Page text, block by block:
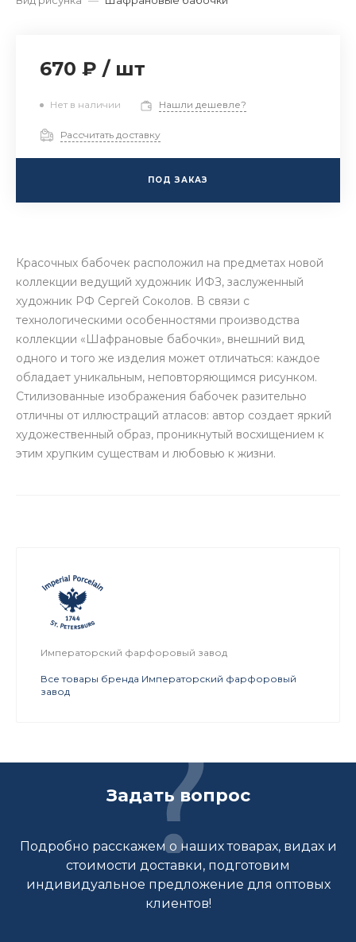
670 ₽ / шт
Нет в наличии Нашли дешевле?
Рассчитать доставку
ПОД ЗАКАЗ
Красочных бабочек расположил на предметах новой
коллекции ведущий художник ИФЗ, заслуженный
художник РФ Сергей Соколов. В связи с
технологическими особенностями производства
коллекции «Шафрановые бабочки», внешний вид
одного и того же изделия может отличаться: каждое
обладает уникальным, неповторяющимся рисунком.
Стилизованные изображения бабочек разительно
отличны от иллюстраций атласов: автор создает яркий
художественный образ, проникнутый восхищением к
этим хрупким существам и любовью к жизни.
Императорский фарфоровый завод
Все товары бренда Императорский фарфоровый
завод
Задать вопрос
Подробно расскажем о наших товарах, видах и
стоимости доставки, подготовим
индивидуальное предложение для оптовых
клиентов!